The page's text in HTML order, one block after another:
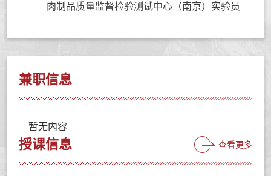
肉制品质量监督检验测试中心（南京）实验员
兼职信息
暂无内容
授课信息 查看更多